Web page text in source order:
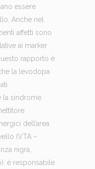
essere
Anche nel
affetti sono
ai marker
rapporto è
la levodopa
la sindrome.
dell’area
(VTA –
nigra,
è responsabile